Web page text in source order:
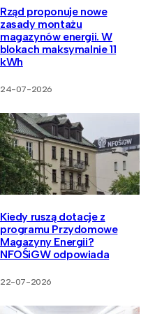
Rząd proponuje nowe
zasady montażu
magazynów energii. W
blokach maksymalnie 11
kWh
24-07-2026
Kiedy ruszą dotacje z
programu Przydomowe
Magazyny Energii?
NFOŚiGW odpowiada
22-07-2026